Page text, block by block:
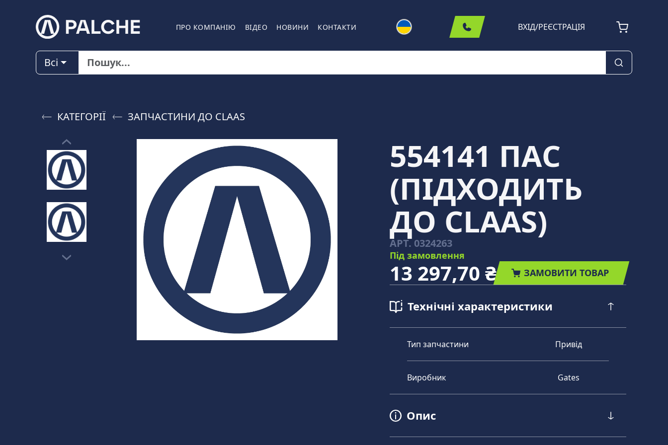
ПРО КОМПАНІЮ ВІДЕО НОВИНИ КОНТАКТИ ВХІД/РЕЄСТРАЦІЯ
Всі
КАТЕГОРІЇ ЗАПЧАСТИНИ ДО CLAAS
554141 ПАС
(ПІДХОДИТЬ
ДО CLAAS)
АРТ. 0324263
Під замовлення
13 297,70 ₴ ЗАМОВИТИ ТОВАР
Технічні характеристики
Тип запчастини Привід
Виробник Gates
Опис